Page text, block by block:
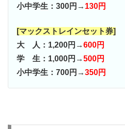
小中学生：300円→ 130円
[マックストレインセット券]
大 人：1,200円→600円
学 生：1,000円→500円
小中学生：700円→350円